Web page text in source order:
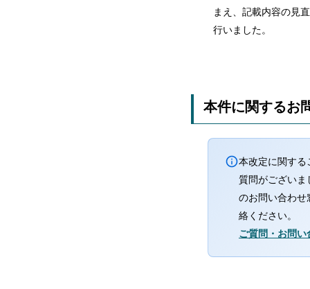
まえ、記載内容の見
行いました。
本件に関するお
本改定に関する
質問がございま
のお問い合わせ
絡ください。
ご質問・お問い